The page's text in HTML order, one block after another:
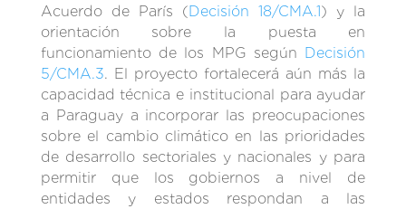
Acuerdo de París (Decisión 18/CMA.1) y la
orientación sobre la puesta en
funcionamiento de los MPG según Decisión
5/CMA.3. El proyecto fortalecerá aún más la
capacidad técnica e institucional para ayudar
a Paraguay a incorporar las preocupaciones
sobre el cambio climático en las prioridades
de desarrollo sectoriales y nacionales y para
permitir que los gobiernos a nivel de
entidades y estados respondan a las